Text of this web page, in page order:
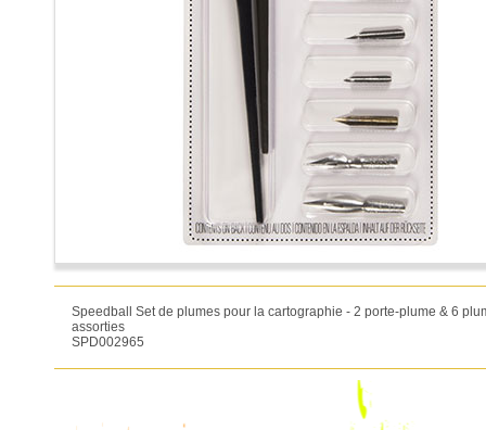
Speedball Set de plumes pour la cartographie - 2 porte-plume & 6
assorties
SPD002965